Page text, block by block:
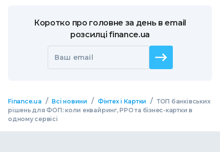
Коротко про головне за день в email
розсилці finance.ua
Ваш email
Finance.ua / Всі новини / Фінтех і Картки / ТОП банківських
рішень для ФОП: коли еквайринг, РРО та бізнес-картки в
одному сервісі